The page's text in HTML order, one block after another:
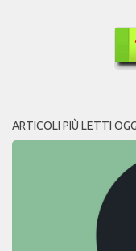
ARTICOLI PIÙ LETTI